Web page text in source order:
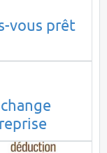
vous prêt